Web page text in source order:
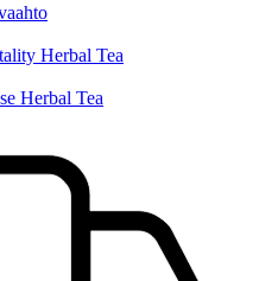
Herbal Tea
Herbal Tea